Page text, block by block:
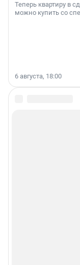
Теперь квартиру в
можно купить со
6 августа, 18:00